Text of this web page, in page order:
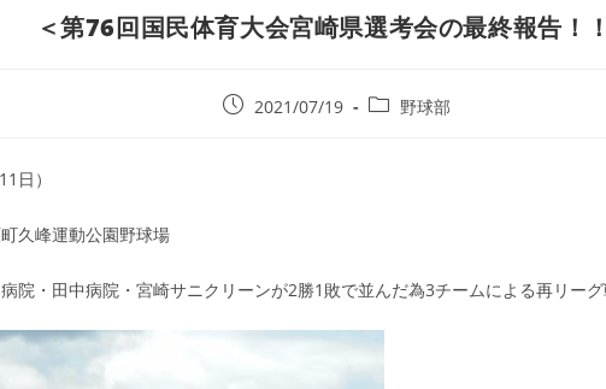
＜第76回国民体育大会宮崎県選考会の最終報告！
2021/07/19 野球部
日）
久峰運動公園野球場
院・田中病院・宮崎サニクリーンが2勝1敗で並んだ為3チームによる再リー